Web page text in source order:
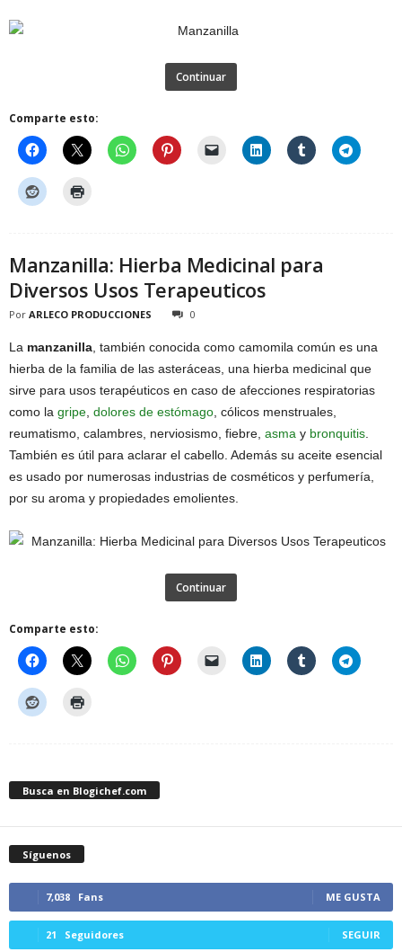
Continuar
Comparte esto:
Manzanilla: Hierba Medicinal para
Diversos Usos Terapeuticos
Por ARLECO PRODUCCIONES 0
La manzanilla , también conocida como camomila común es una
hierba de la familia de las asteráceas, una hierba medicinal que
sirve para usos terapéuticos en caso de afecciones respiratorias
como la gripe dolores de estómago , cólicos menstruales,
reumatismo, calambres, nerviosismo, fiebre, asma y bronquitis
También es útil para aclarar el cabello. Además su aceite esencial
es usado por numerosas industrias de cosméticos y perfumería,
por su aroma y propiedades emolientes.
Continuar
Comparte esto:
Busca en Blogichef.com
Síguenos
7,038 Fans ME GUSTA
21 Seguidores SEGUIR